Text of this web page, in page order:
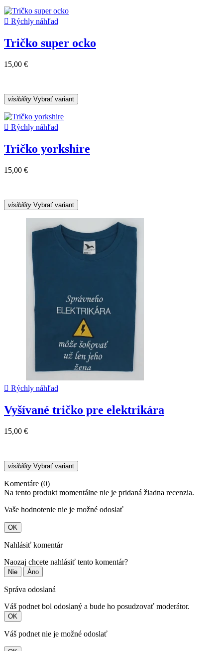
 Rýchly náhľad
Tričko super ocko
15,00 €
visibility Vybrať variant
 Rýchly náhľad
Tričko yorkshire
15,00 €
visibility Vybrať variant
 Rýchly náhľad
Vyšívané tričko pre elektrikára
15,00 €
visibility Vybrať variant
Komentáre (0)
Na tento produkt momentálne nie je pridaná žiadna recenzia.
Vaše hodnotenie nie je možné odoslať
OK
Nahlásiť komentár
Naozaj chcete nahlásiť tento komentár?
Nie Áno
Správa odoslaná
Váš podnet bol odoslaný a bude ho posudzovať moderátor.
OK
Váš podnet nie je možné odoslať